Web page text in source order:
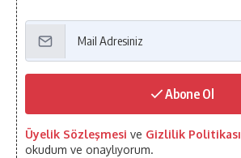
Abone Ol
Üyelik Sözleşmesi ve Gizlilik Politikası
okudum ve onaylıyorum.